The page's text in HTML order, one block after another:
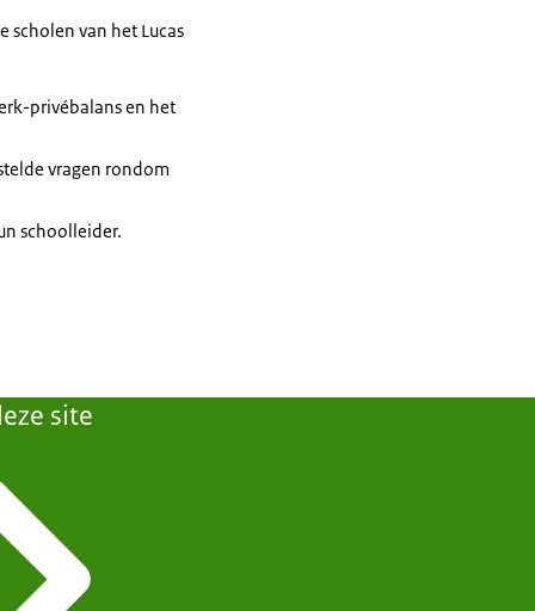
scholen van het Lucas
privébalans en het
vragen rondom
schoolleider.
site